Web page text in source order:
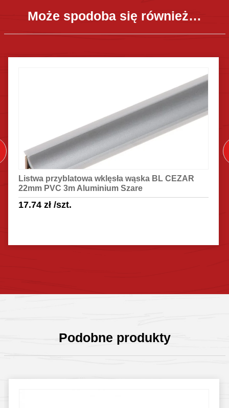
Może spodoba się również…
Listwa przyblatowa wklęsła wąska BL CEZAR
22mm PVC 3m Aluminium Szare
17.74zł /szt.
Podobne produkty